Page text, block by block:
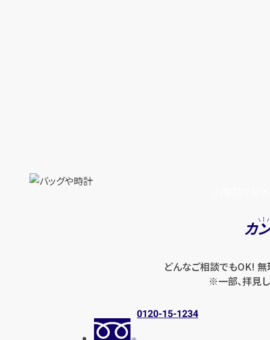
カ
どんなご相談でもOK! 無
※一部、拝見
0120-15-1234